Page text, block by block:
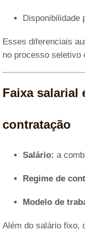
Disponibilidade
Esses diferenciais
no processo seletivo
Faixa salarial
contratação
Salário: a
Regime de
Modelo de
Além do salário fixo,